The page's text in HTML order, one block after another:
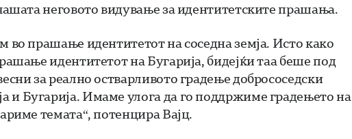
неговото видување за идентитетските прашања.
во прашање идентитетот на соседна земја. Исто како
идентитетот на Бугарија, бидејќи таа беше под
за реално остварливото градење добрососедски
и Бугарија. Имаме улога да го поддржиме градењето на
темата“, потенцира Вајц.